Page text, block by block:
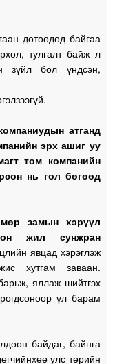
дотоодод байгаа
тулгалт байж л
зүйл бол үндсэн,
атганд
эрх ашиг уу
том компанийн
нь гол бөгөөд
замын хэрүүл
жил сунжран
явцад хэрэглэж
хутгам заваан.
яллаж шийтгэх
үл барам
байдаг, байнга
улс төрийн